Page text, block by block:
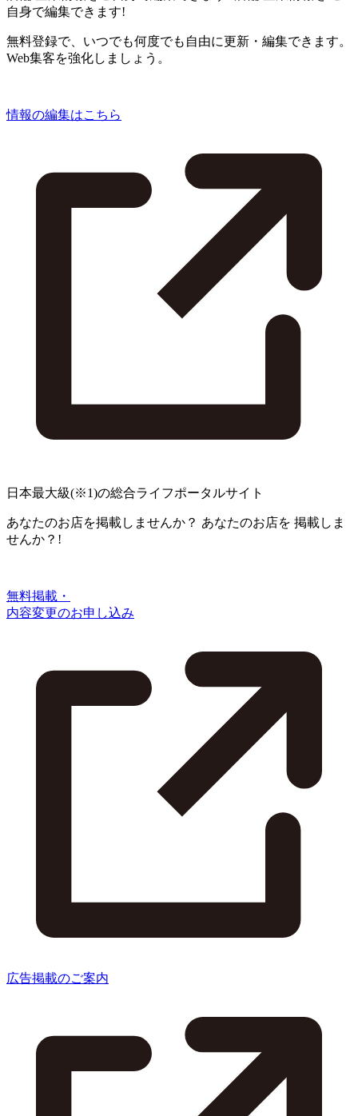
自身で編集できます!
無料登録で、いつでも何度でも自由に更新・編集できます。
Web集客を強化しましょう。
情報の編集はこちら
日本最大級(※1)の総合ライフポータルサイト
あなたのお店を掲載しませんか？ あなたのお店を 掲載しま
せんか？!
無料掲載・
内容変更のお申し込み
広告掲載のご案内